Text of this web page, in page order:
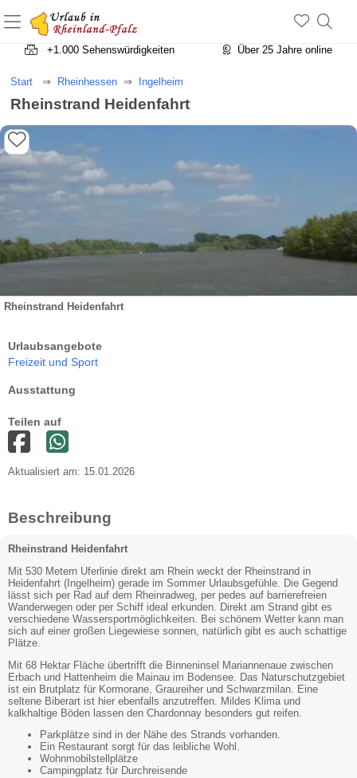
+1.500 Unterkünfte in Rheinland-Pfalz
+1.000 Sehenswürdigkeiten
Über 25 Jahre online
Start Rheinhessen Ingelheim
Rheinstrand Heidenfahrt
Rheinstrand Heidenfahrt
Urlaubsangebote
Freizeit und Sport
Ausstattung
Teilen auf
Aktualisiert am: 15.01.2026
Beschreibung
Rheinstrand Heidenfahrt
Mit 530 Metern Uferlinie direkt am Rhein weckt der Rheinstrand in
Heidenfahrt (Ingelheim) gerade im Sommer Urlaubsgefühle. Die Gegend
lässt sich per Rad auf dem Rheinradweg, per pedes auf barrierefreien
Wanderwegen oder per Schiff ideal erkunden. Direkt am Strand gibt es
verschiedene Wassersportmöglichkeiten. Bei schönem Wetter kann man
sich auf einer großen Liegewiese sonnen, natürlich gibt es auch schattige
Plätze.
Mit 68 Hektar Fläche übertrifft die Binneninsel Mariannenaue zwischen
Erbach und Hattenheim die Mainau im Bodensee. Das Naturschutzgebiet
ist ein Brutplatz für Kormorane, Graureiher und Schwarzmilan. Eine
seltene Biberart ist hier ebenfalls anzutreffen. Mildes Klima und
kalkhaltige Böden lassen den Chardonnay besonders gut reifen.
Parkplätze sind in der Nähe des Strands vorhanden.
Ein Restaurant sorgt für das leibliche Wohl.
Wohnmobilstellplätze
Campingplatz für Durchreisende